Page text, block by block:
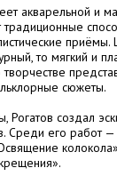
акварельной и
то мягкий и
сюжеты.
создал
Среди его работ —